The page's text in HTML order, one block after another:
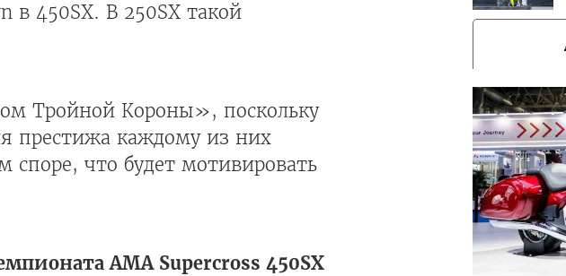
в 450SX. В 250SX такой
Тройной Короны», поскольку
престижа каждому из них
споре, что будет мотивировать
AMA Supercross 450SX